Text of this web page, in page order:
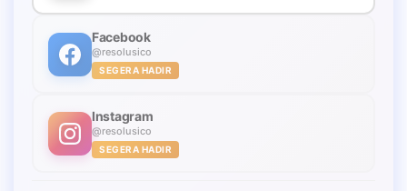
Facebook
@resolusico
SEGERA HADIR
Instagram
@resolusico
SEGERA HADIR